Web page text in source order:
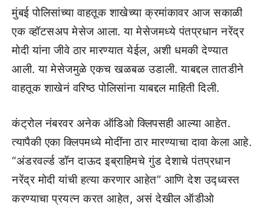
मुंबई पोलिसांच्या वाहतूक शाखेच्या क्रमांकावर आज सकाळी
एक व्हॉटसअप मेसेज आला. या मेसेजमध्ये पंतप्रधान नरेंद्र
मोदी यांना जीवे ठार मारण्यात येईल, अशी धमकी देण्यात
आली. या मेसेजमुळे एकच खळबळ उडाली. याबद्दल तातडीने
वाहतूक शाखेनं वरिष्ठ पोलिसांना याबद्दल माहिती दिली.
कंट्रोल नंबरवर अनेक ऑडिओ क्लिपसही आल्या आहेत.
त्यापैकी एका क्लिपमध्ये मोदींना ठार मारण्याचा दावा केला आहे.
“अंडरवर्ल्ड डॉन दाऊद इब्राहिमचे गुंड देशाचे पंतप्रधान
नरेंद्र मोदी यांची हत्या करणार आहेत” आणि देश उद्ध्वस्त
करण्याचा प्रयत्न करत आहेत, असं देखील ऑडीओ